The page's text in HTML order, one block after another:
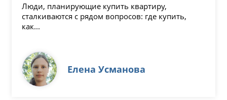
Люди, планирующие купить квартиру,
сталкиваются с рядом вопросов: где купить,
как...
Елена Усманова